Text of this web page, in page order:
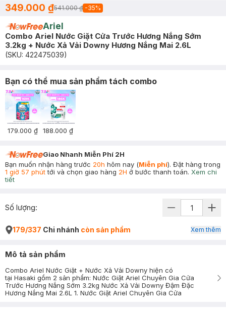
349.000 ₫541.000 ₫ -35%
Ariel
Combo Ariel Nước Giặt Cửa Trước Hương Nắng Sớm
3.2kg + Nước Xả Vải Downy Hương Nắng Mai 2.6L
(SKU: 422475039)
Bạn có thể mua sản phẩm tách combo
179.000 ₫ 188.000 ₫
Giao Nhanh Miễn Phí 2H
Bạn muốn nhận hàng trước 20h hôm nay (Miễn phí). Đặt hàng trong
1 giờ 57 phúttới và chọn giao hàng 2H ở bước thanh toán. Xem chi
tiết
Số lượng:
179/337 Chi nhánh còn sản phẩm Xem thêm
Mô tả sản phẩm
Combo Ariel Nước Giặt + Nước Xả Vải Downy hiện có
tại Hasaki gồm 2 sản phẩm: Nước Giặt Ariel Chuyên Gia Cửa
Trước Hương Nắng Sớm 3.2kg Nước Xả Vải Downy Đậm Đặc
Hương Nắng Mai 2.6L 1. Nước Giặt Ariel Chuyên Gia Cửa